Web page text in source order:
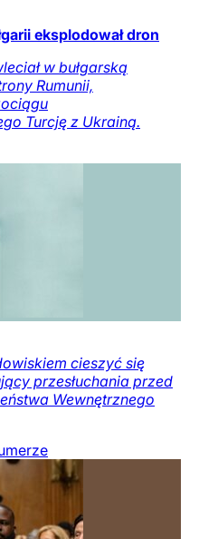
eksplodował dron
w bułgarską
Rumunii,
Turcję z Ukrainą.
cieszyć się
przesłuchania przed
Wewnętrznego